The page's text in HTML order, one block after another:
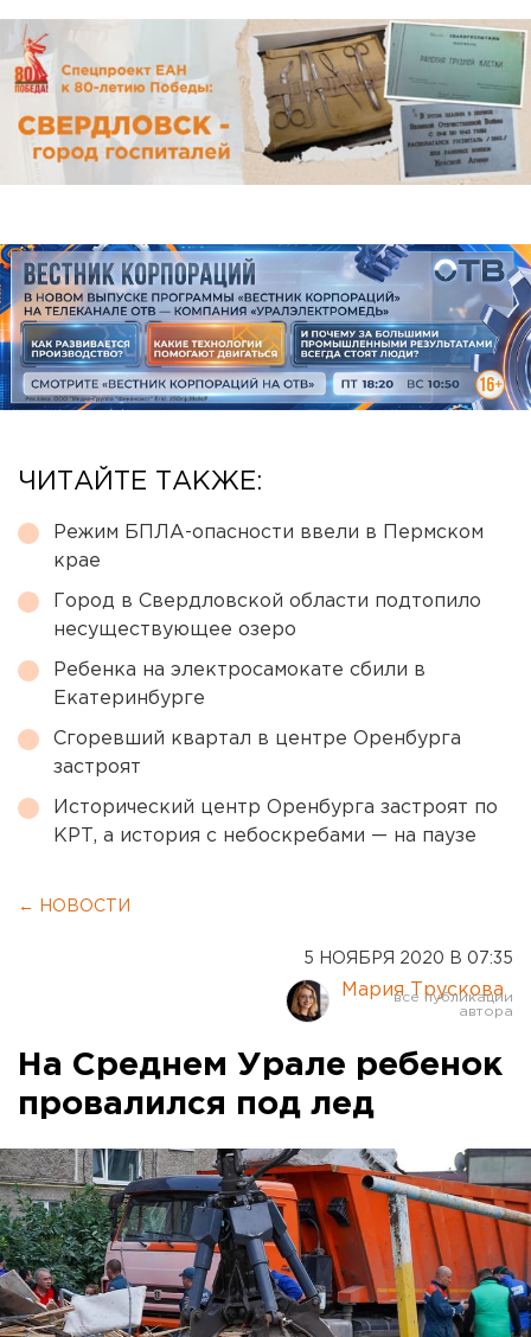
ЧИТАЙТЕ ТАКЖЕ:
Режим БПЛА-опасности ввели в Пермском
крае
Город в Свердловской области подтопило
несуществующее озеро
Ребенка на электросамокате сбили в
Екатеринбурге
Сгоревший квартал в центре Оренбурга
застроят
Исторический центр Оренбурга застроят по
КРТ, а история с небоскребами — на паузе
← НОВОСТИ
5 НОЯБРЯ 2020 В 07:35
Мария Трускова
На Среднем Урале ребенок
провалился под лед